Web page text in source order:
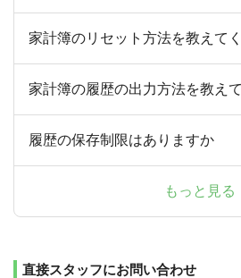
家計簿のリセット方法を教えて
家計簿の履歴の出力方法を教え
履歴の保存制限はありますか
もっと見る
直接スタッフにお問い合わせ